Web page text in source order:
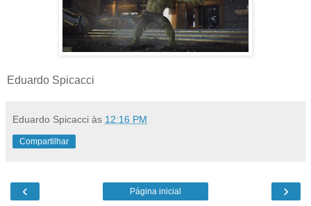
Eduardo Spicacci
Eduardo Spicacci às 12:16 PM
Compartilhar
‹ ›
Página inicial